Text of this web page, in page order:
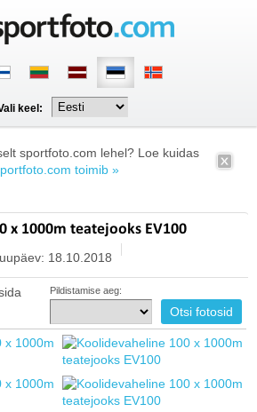
keel:
sportfoto.com lehel? Loe kuidas
toimib »
x 1000m teatejooks EV100
18.10.2018
Pildistamise aeg: